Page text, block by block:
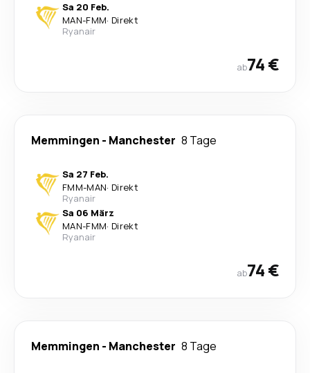
Sa 20 Feb.
MAN-FMM· Direkt
Ryanair
ab74 €
Memmingen - Manchester 8 Tage
Sa 27 Feb.
FMM-MAN· Direkt
Ryanair
Sa 06 März
MAN-FMM· Direkt
Ryanair
ab74 €
Memmingen - Manchester 8 Tage